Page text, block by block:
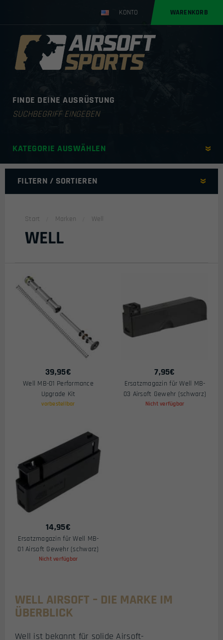
KONTO WARENKORB
FINDE DEINE AUSRÜSTUNG
Products
KATEGORIE AUSWÄHLEN
FILTERN / SORTIEREN
Preis
Start Marken Well
WELL
39,95€
Well MB-01 Performance
Upgrade Kit
vorbestellbar
7,95€
Ersatzmagazin für Well MB-
03 Airsoft Gewehr (schwarz)
Nicht verfügbar
14,95€
Ersatzmagazin für Well MB-
01 Airsoft Gewehr (schwarz)
Nicht verfügbar
WELL AIRSOFT – DIE MARKE IM
ÜBERBLICK
Well ist bekannt für solide Airsoft-